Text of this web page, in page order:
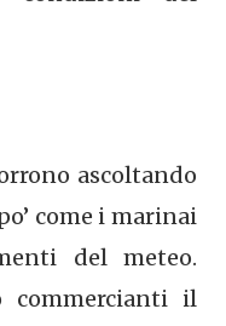
ascoltando
come i marinai
del meteo.
commercianti il